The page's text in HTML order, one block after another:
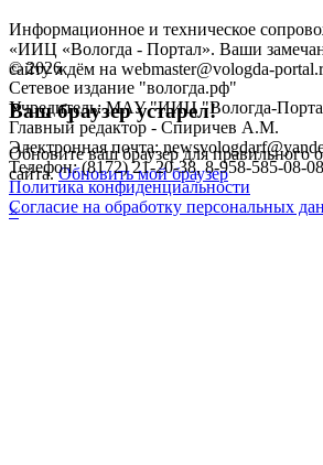
©2026
Сетевое издание "вологда.рф"
Учредитель: МАУ "ИИЦ "Вологда-
Главный редактор - Спиричев А.М.
Электронная почта:
Телефон: (8172) 21-20-38, 8-958-585-08-08
Политика конфиденциальности
Согласие на обработку персональных
Информационное и техническое
«ИИЦ «Вологда - Портал». Ваши
сайту ждём на webmaster@vologda-
Ваш браузер устарел!
Обновите ваш браузер для правильного
сайта.Обновить мой браузер
×